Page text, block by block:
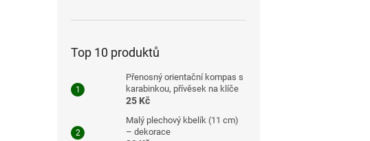
Top 10 produktů
Přenosný orientační kompas s
karabinkou, přívěsek na klíče
25 Kč
Malý plechový kbelík (11 cm)
– dekorace